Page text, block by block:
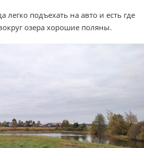
легко подъехать на авто и есть где
озера хорошие поляны.